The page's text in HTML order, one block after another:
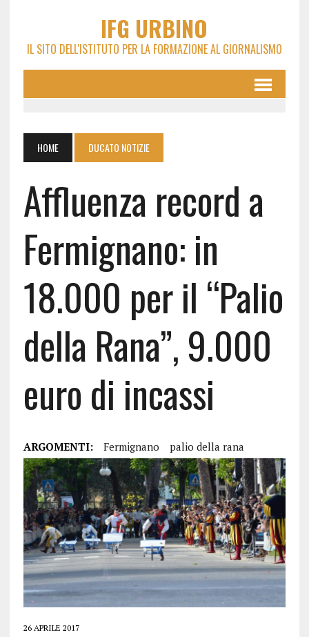
IFG URBINO
IL SITO DELL'ISTITUTO PER LA FORMAZIONE AL GIORNALISMO
HOME DUCATO NOTIZIE
Affluenza record a
Fermignano: in
18.000 per il “Palio
della Rana”, 9.000
euro di incassi
ARGOMENTI: Fermignano palio della rana
26 APRILE 2017